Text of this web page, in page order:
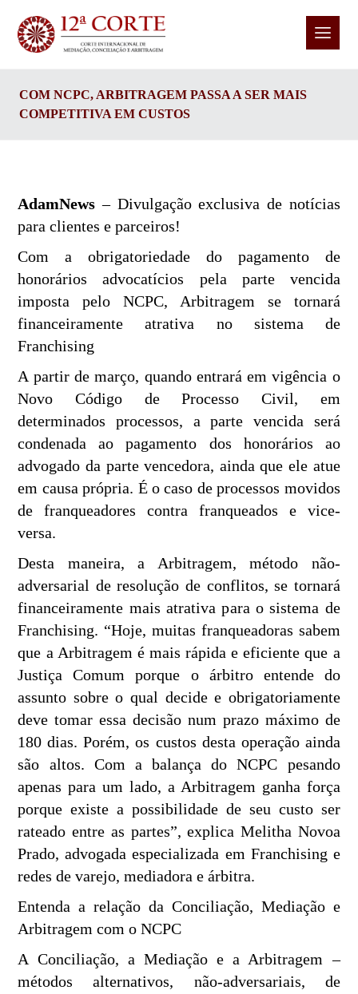
COM NCPC, ARBITRAGEM PASSA A SER MAIS
COMPETITIVA EM CUSTOS
AdamNews – Divulgação exclusiva de notícias
para clientes e parceiros!
Com a obrigatoriedade do pagamento de
honorários advocatícios pela parte vencida
imposta pelo NCPC, Arbitragem se tornará
financeiramente atrativa no sistema de
Franchising
A partir de março, quando entrará em vigência o
Novo Código de Processo Civil, em
determinados processos, a parte vencida será
condenada ao pagamento dos honorários ao
advogado da parte vencedora, ainda que ele atue
em causa própria. É o caso de processos movidos
de franqueadores contra franqueados e vice-
versa.
Desta maneira, a Arbitragem, método não-
adversarial de resolução de conflitos, se tornará
financeiramente mais atrativa para o sistema de
Franchising. “Hoje, muitas franqueadoras sabem
que a Arbitragem é mais rápida e eficiente que a
Justiça Comum porque o árbitro entende do
assunto sobre o qual decide e obrigatoriamente
deve tomar essa decisão num prazo máximo de
180 dias. Porém, os custos desta operação ainda
são altos. Com a balança do NCPC pesando
apenas para um lado, a Arbitragem ganha força
porque existe a possibilidade de seu custo ser
rateado entre as partes”, explica Melitha Novoa
Prado, advogada especializada em Franchising e
redes de varejo, mediadora e árbitra.
Entenda a relação da Conciliação, Mediação e
Arbitragem com o NCPC
A Conciliação, a Mediação e a Arbitragem –
métodos alternativos, não-adversariais, de